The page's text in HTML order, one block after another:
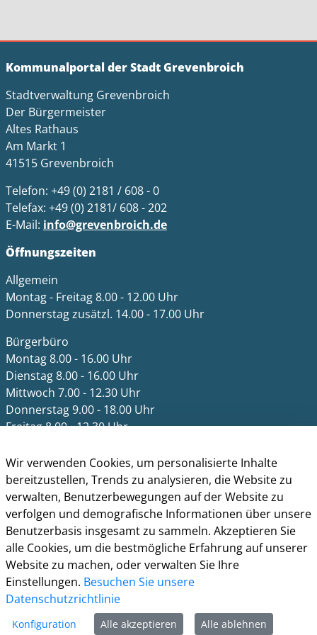
Kommunalportal der Stadt Grevenbroich
Stadtverwaltung Grevenbroich
Der Bürgermeister
Altes Rathaus
Am Markt 1
41515 Grevenbroich
Telefon: +49 (0) 2181 / 608 - 0
Telefax: +49 (0) 2181/ 608 - 202
E-Mail: info@grevenbroich.de
Öffnungszeiten
Allgemein
Montag - Freitag 8.00 - 12.00 Uhr
Donnerstag zusätzl. 14.00 - 17.00 Uhr
Bürgerbüro
Montag 8.00 - 16.00 Uhr
Dienstag 8.00 - 16.00 Uhr
Mittwoch 7.00 - 12.30 Uhr
Donnerstag 9.00 - 18.00 Uhr
Freitag 8.00 - 12.30 Uhr
Ein Besuch des Bürgerbüros ist generell nur mit
Terminvereinbarung möglich. Termine können unter
termine.grevenbroich.de gebucht werden. Für
Dokumentabholungen ist keine Terminvereinbarung
notwendig.
Für einzelne Dienststellen gelten abweichende
Öffnungszeiten und ggf. erforderliche
Terminvereinbarungen.
Informationen
Wir verwenden Cookies, um personalisierte Inhalte
bereitzustellen, Trends zu analysieren, die Website zu
verwalten, Benutzerbewegungen auf der Website zu
verfolgen und demografische Informationen über unsere
Benutzerbasis insgesamt zu sammeln. Akzeptieren Sie
alle Cookies, um die bestmögliche Erfahrung auf unserer
Website zu machen, oder verwalten Sie Ihre
Einstellungen. Besuchen Sie unsere
Datenschutzrichtlinie
Konfiguration Alle akzeptieren Alle ablehnen